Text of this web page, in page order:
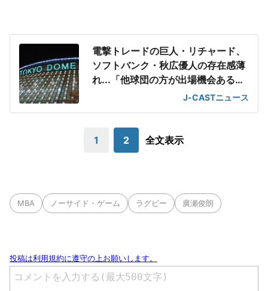
電撃トレードの巨人・リチャード、
ソフトバンク・秋広優人の存在感薄
れ...「他球団の方が出場機会ある」
J-CASTニュース
1 2 全文表示
MBA ノーサイド・ゲーム ラグビー 廣瀬俊朗